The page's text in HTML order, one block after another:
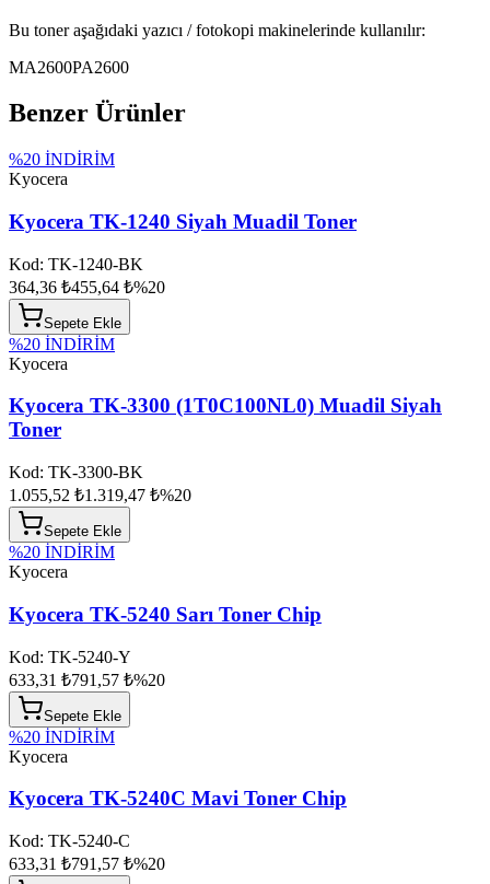
Bu toner aşağıdaki yazıcı / fotokopi makinelerinde kullanılır:
MA2600PA2600
Benzer Ürünler
%20 İNDİRİM
Kyocera
Kyocera TK-1240 Siyah Muadil Toner
Kod: TK-1240-BK
364,36 ₺455,64 ₺%20
Sepete Ekle
%20 İNDİRİM
Kyocera
Kyocera TK-3300 (1T0C100NL0) Muadil Siyah
Toner
Kod: TK-3300-BK
1.055,52 ₺1.319,47 ₺%20
Sepete Ekle
%20 İNDİRİM
Kyocera
Kyocera TK-5240 Sarı Toner Chip
Kod: TK-5240-Y
633,31 ₺791,57 ₺%20
Sepete Ekle
%20 İNDİRİM
Kyocera
Kyocera TK-5240C Mavi Toner Chip
Kod: TK-5240-C
633,31 ₺791,57 ₺%20